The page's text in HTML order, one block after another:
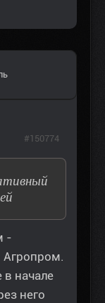
-
Агропром.
начале
него
#150774